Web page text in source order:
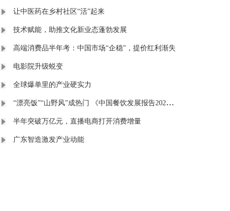
让中医药在乡村社区“活”起来
技术赋能，助推文化新业态蓬勃发展
高端消费品半年考：中国市场“企稳”，提价红利渐失
电影院升级蜕变
全球爆单里的产业硬实力
“漂亮饭”“山野风”成热门 《中国餐饮发展报告2026》在京发布
半年突破万亿元，直播电商打开消费增量
广东智造激发产业动能